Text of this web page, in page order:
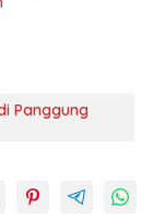
Panggung